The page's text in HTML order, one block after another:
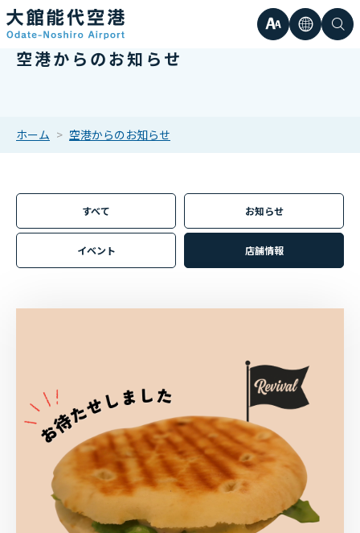
文
イ
ズ
言検
空港からのお知らせ
ホーム 空港からのお知らせ
すべて お知らせ
イベント 店舗情報